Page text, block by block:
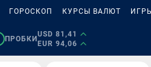
ГОРОСКОП КУРСЫ ВАЛЮТ
ПРОБКИ
USD 81,41
EUR 94,06